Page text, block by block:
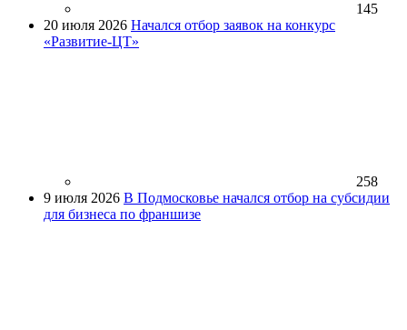
145
20 июля 2026 Начался отбор заявок на конкурс
«Развитие-ЦТ»
258
9 июля 2026 В Подмосковье начался отбор на субсидии
для бизнеса по франшизе